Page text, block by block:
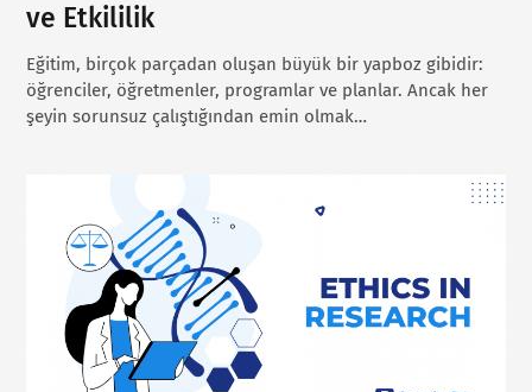
ve Etkililik
Eğitim, birçok parçadan oluşan büyük bir yapboz gibidir:
öğrenciler, öğretmenler, programlar ve planlar. Ancak her
şeyin sorunsuz çalıştığından emin olmak…